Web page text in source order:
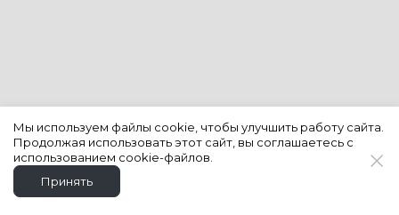
Мы используем файлы cookie, чтобы улучшить работу сайта.
Продолжая использовать этот сайт, вы соглашаетесь с
использованием cookie-файлов.
Принять